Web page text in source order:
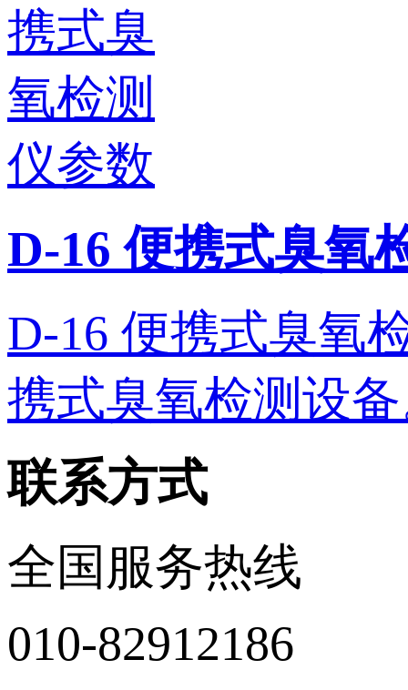
D-16 便携式臭氧
D-16 便携式臭氧
携式臭氧检测设
联系方式
全国服务热线
010-82912186